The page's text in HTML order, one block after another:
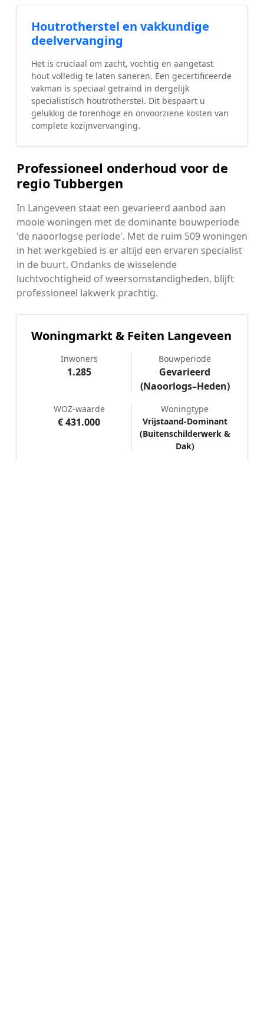
Houtrotherstel en vakkundige
deelvervanging
Het is cruciaal om zacht, vochtig en aangetast
hout volledig te laten saneren. Een gecertificeerde
vakman is speciaal getraind in dergelijk
specialistisch houtrotherstel. Dit bespaart u
gelukkig de torenhoge en onvoorziene kosten van
complete kozijnvervanging.
Professioneel onderhoud voor de
regio Tubbergen
In Langeveen staat een gevarieerd aanbod aan
mooie woningen met de dominante bouwperiode
'de naoorlogse periode'. Met de ruim 509 woningen
in het werkgebied is er altijd een ervaren specialist
in de buurt. Ondanks de wisselende
luchtvochtigheid of weersomstandigheden, blijft
professioneel lakwerk prachtig.
Woningmarkt & Feiten Langeveen
Inwoners
1.285
Bouwperiode
Gevarieerd
(Naoorlogs–Heden)
WOZ-waarde
€ 431.000
Woningtype
Vrijstaand-Dominant
(Buitenschilderwerk &
Dak)